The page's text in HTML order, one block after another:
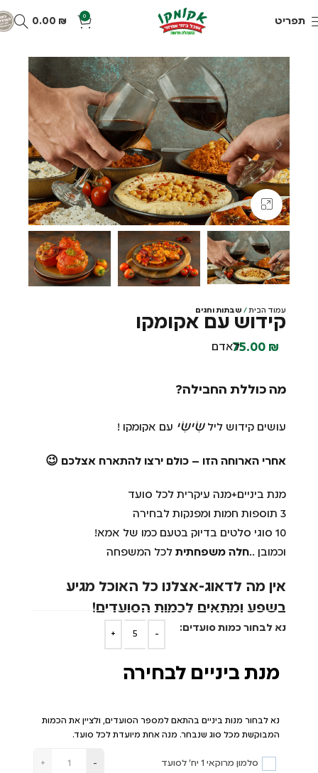
תפריט 0
0.00 ₪
Click to enlarge
עמוד הבית שבתות וחגים
קידוש עם אקומקו
75.00 ₪ לאדם
מה כוללת החבילה?
עושים קידוש לילשִׂישִׂי עם אקומקו !
אחרי הארוחה הזו – כולם ירצו להתארח אצלכם 😉
מנת ביניים+מנה עיקרית לכל סועד
3 תוספות חמות ומפנקות לבחירה
10 סוגי סלטים בדיוק בטעם כמו של אמא!
וכמובן ..חלה משפחתית לכל המשפחה
אין מה לדאוג-אצלנו כל האוכל מגיע
בשפע ומתאים לכמות הסועדים!
מנת ביניים לבחירה
נא לבחור מנות ביניים בהתאם למספר הסועדים, ולציין את הכמות
המבוקשת מכל סוג שנבחר. מנה אחת מיועדת לכל סועד.
סלמון מרוקאי 1 יח' לסועד -
+